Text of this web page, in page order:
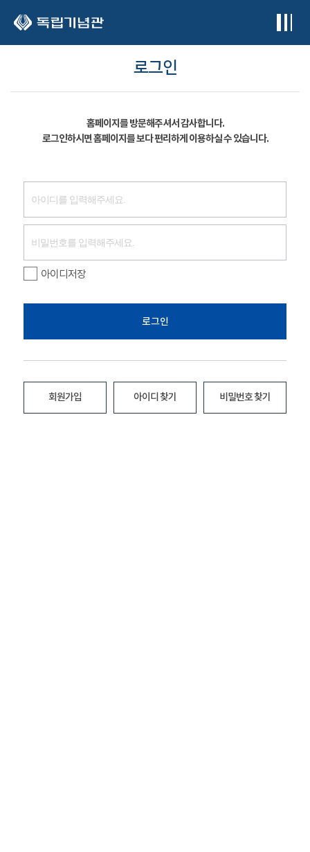
로그인
홈페이지를 방문해주셔서 감사합니다.
로그인하시면 홈페이지를 보다 편리하게 이용하실 수 있습니다.
아이디저장
로그인
회원가입 아이디 찾기 비밀번호 찾기